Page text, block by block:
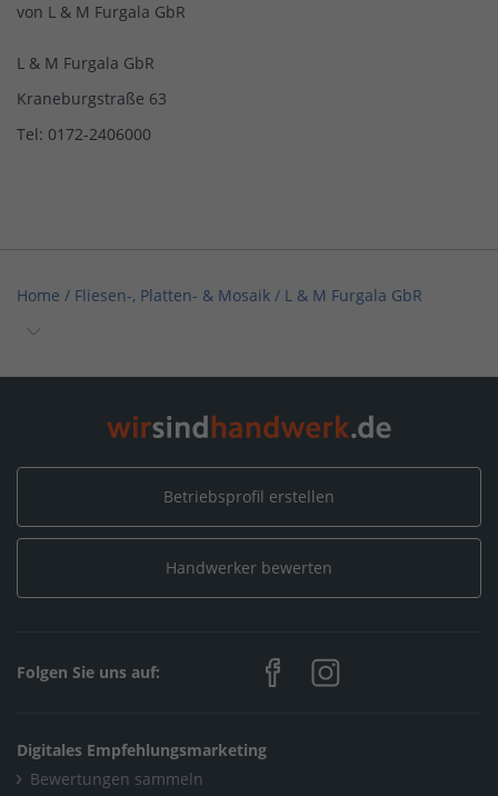
von L & M Furgala GbR
L & M Furgala GbR
Kraneburgstraße 63
Tel: 0172-2406000
Home / Fliesen-, Platten- & Mosaik / L & M Furgala GbR
Home / Nordrhein-Westfalen / Bottrop / L & M Furgala GbR
Betriebsprofil erstellen
Handwerker bewerten
Folgen Sie uns auf:
Digitales Empfehlungsmarketing
Bewertungen sammeln